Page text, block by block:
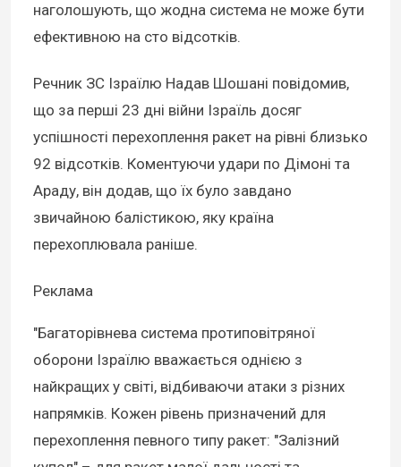
наголошують, що жодна система не може бути
ефективною на сто відсотків.
Речник ЗС Ізраїлю Надав Шошані повідомив,
що за перші 23 дні війни Ізраїль досяг
успішності перехоплення ракет на рівні близько
92 відсотків. Коментуючи удари по Дімоні та
Араду, він додав, що їх було завдано
звичайною балістикою, яку країна
перехоплювала раніше.
Реклама
"Багаторівнева система протиповітряної
оборони Ізраїлю вважається однією з
найкращих у світі, відбиваючи атаки з різних
напрямків. Кожен рівень призначений для
перехоплення певного типу ракет: "Залізний